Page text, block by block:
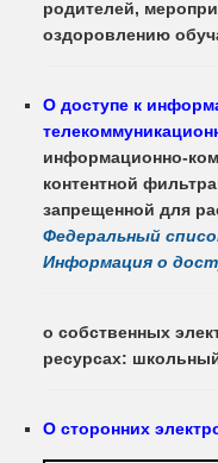
родителей,
оздоровлению
О доступе к
информационно-
контентной
запрещенной для
Федеральный
Информация о
о собственных
ресурсах:
О сторонних